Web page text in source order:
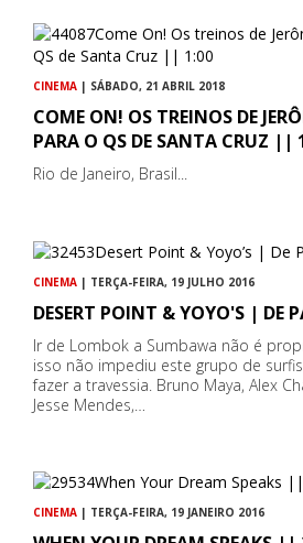
CINEMA | SÁBADO, 21 ABRIL 2018
COME ON! OS TREINOS DE
PARA O QS DE SANTA CRUZ ||
Rio de Janeiro, Brasil...
CINEMA | TERÇA-FEIRA, 19 JULHO 2016
DESERT POINT & YOYO'S | DE
Ir de Lombok a Sumbawa não é
isso não impediu este grupo de
fazer a travessia. Bruno Maya, Alex
Jesse Mendes,…
CINEMA | TERÇA-FEIRA, 19 JANEIRO 2016